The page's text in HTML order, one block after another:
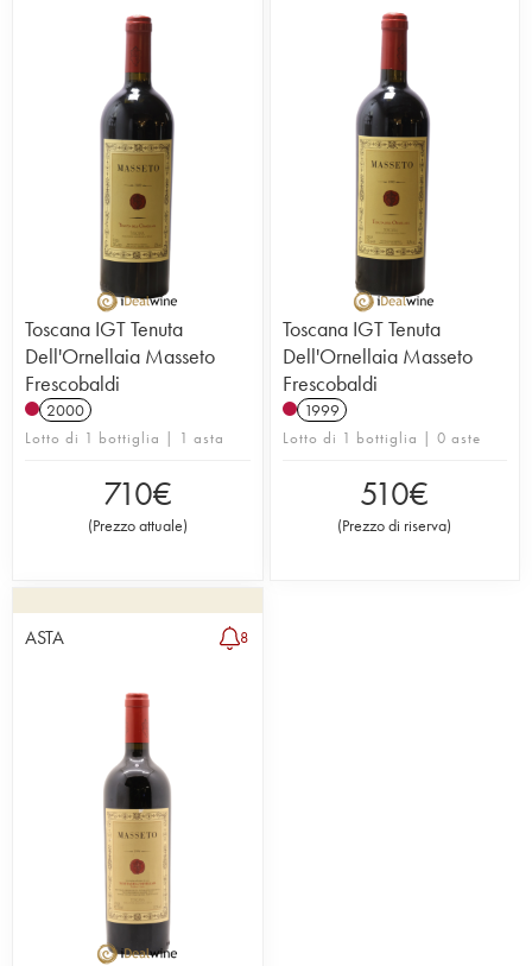
Toscana IGT Tenuta
Dell'Ornellaia Masseto
Frescobaldi
2000
Lotto di 1 bottiglia | 1 asta
710€
(Prezzo attuale)
Toscana IGT Tenuta
Dell'Ornellaia Masseto
Frescobaldi
1999
Lotto di 1 bottiglia | 0 aste
510€
(Prezzo di riserva)
ASTA 8